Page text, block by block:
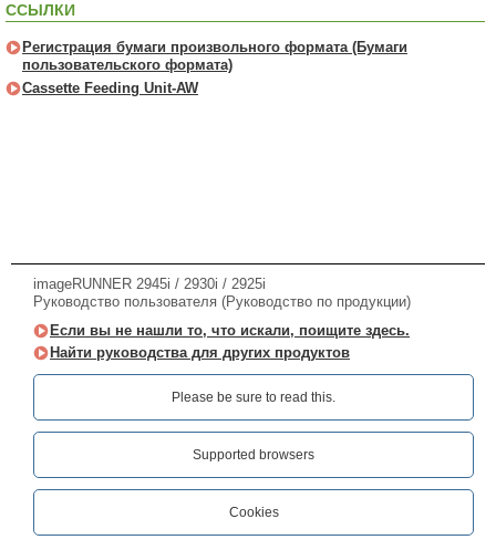
ССЫЛКИ
Регистрация бумаги произвольного формата (Бумаги
пользовательского формата)
Cassette Feeding Unit-AW
imageRUNNER 2945i / 2930i / 2925i
Руководство пользователя (Руководство по продукции)
Если вы не нашли то, что искали, поищите здесь.
Найти руководства для других продуктов
Please be sure to read this.‎
Supported browsers
Cookies